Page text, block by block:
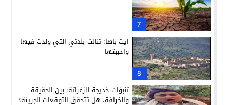
7
8
ايت باها: تنالت بلدتي التي ولدت فيها
واحببتها
تنبؤات خديجة الزغراتة: بين الحقيقة
والخرافة، هل تتحقق التوقعات الجريئة؟